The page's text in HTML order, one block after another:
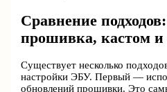
Сравнение
прошивка, кастом
Существует несколько
настройки ЭБУ. Первый —
обновлений прошивки. Это